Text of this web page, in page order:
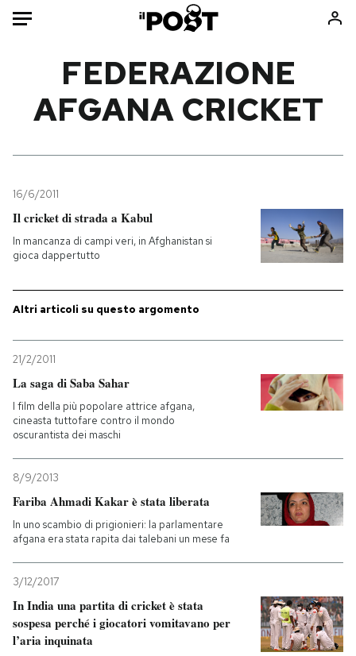
HOME
Mondo
Tecnologia
Internet
Scienza
Economia
Sport
Libri
Media
Altrecose
PODCAST
NEWSLETTER
SHOP
AREA PERSONALE
FEDERAZIONE
AFGANA CRICKET
16/6/2011
Il cricket di strada a Kabul
In mancanza di campi veri, in Afghanistan si
gioca dappertutto
Altri articoli su questo argomento
21/2/2011
La saga di Saba Sahar
I film della più popolare attrice afgana,
cineasta tuttofare contro il mondo
oscurantista dei maschi
8/9/2013
Fariba Ahmadi Kakar è stata liberata
In uno scambio di prigionieri: la parlamentare
afgana era stata rapita dai talebani un mese fa
3/12/2017
In India una partita di cricket è stata
sospesa perché i giocatori vomitavano per
l’aria inquinata